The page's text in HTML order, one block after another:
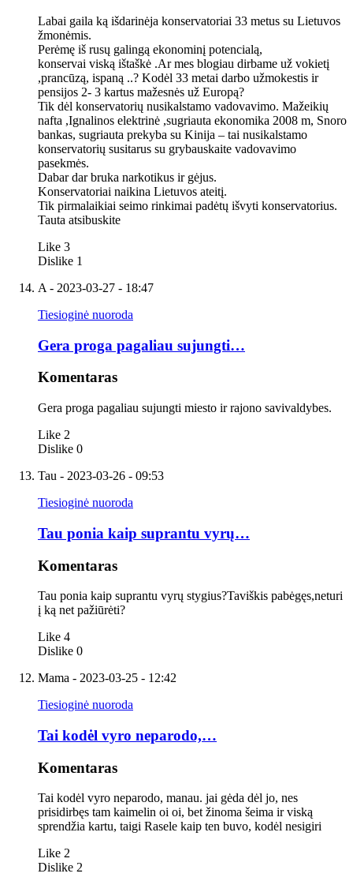
Labai gaila ką išdarinėja konservatoriai 33 metus su Lietuvos
žmonėmis.
Perėmę iš rusų galingą ekonominį potencialą,
konservai viską ištaškė .Ar mes blogiau dirbame už vokietį
,prancūzą, ispaną ..? Kodėl 33 metai darbo užmokestis ir
pensijos 2- 3 kartus mažesnės už Europą?
Tik dėl konservatorių nusikalstamo vadovavimo. Mažeikių
nafta ,Ignalinos elektrinė ,sugriauta ekonomika 2008 m, Snoro
bankas, sugriauta prekyba su Kinija – tai nusikalstamo
konservatorių susitarus su grybauskaite vadovavimo
pasekmės.
Dabar dar bruka narkotikus ir gėjus.
Konservatoriai naikina Lietuvos ateitį.
Tik pirmalaikiai seimo rinkimai padėtų išvyti konservatorius.
Tauta atsibuskite
Like 3
Dislike 1
A - 2023-03-27 - 18:47
Tiesioginė nuoroda
Gera proga pagaliau sujungti…
Komentaras
Gera proga pagaliau sujungti miesto ir rajono savivaldybes.
Like 2
Dislike 0
Tau - 2023-03-26 - 09:53
Tiesioginė nuoroda
Tau ponia kaip suprantu vyrų…
Komentaras
Tau ponia kaip suprantu vyrų stygius?Taviškis pabėgęs,neturi
į ką net pažiūrėti?
Like 4
Dislike 0
Mama - 2023-03-25 - 12:42
Tiesioginė nuoroda
Tai kodėl vyro neparodo,…
Komentaras
Tai kodėl vyro neparodo, manau. jai gėda dėl jo, nes
prisidirbęs tam kaimelin oi oi, bet žinoma šeima ir viską
sprendžia kartu, taigi Rasele kaip ten buvo, kodėl nesigiri
Like 2
Dislike 2